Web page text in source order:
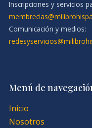
Inscripciones y servicios
Comunicación y medios:
Menú de
Inicio
Nosotros